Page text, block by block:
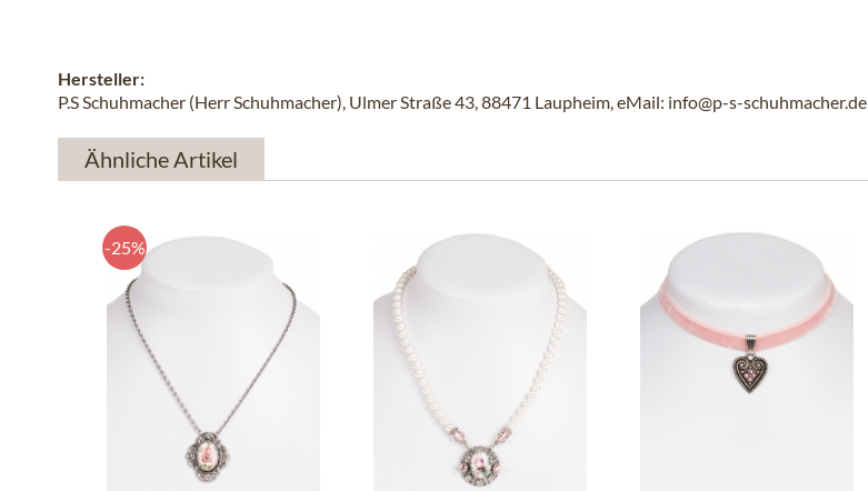
Hersteller:
P.S Schuhmacher (Herr Schuhmacher), Ulmer Straße 43, 88471 Laupheim, eMail: info@p-s-schuhmacher.de
Ähnliche Artikel
-25%